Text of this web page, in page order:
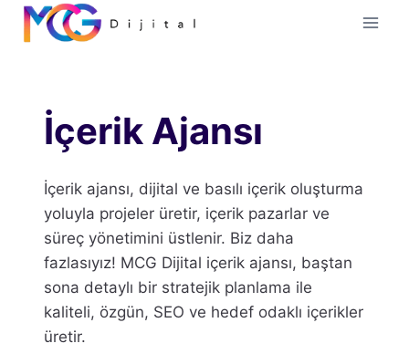
İçeriğe
geç
İçerik Ajansı
İçerik ajansı, dijital ve basılı içerik oluşturma
yoluyla projeler üretir, içerik pazarlar ve
süreç yönetimini üstlenir. Biz daha
fazlasıyız! MCG Dijital içerik ajansı, baştan
sona detaylı bir stratejik planlama ile
kaliteli, özgün, SEO ve hedef odaklı içerikler
üretir.